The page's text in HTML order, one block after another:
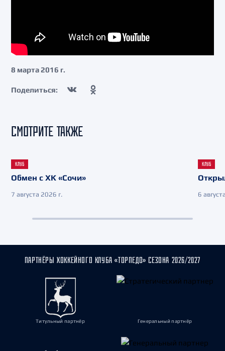
8 марта 2016 г.
Поделиться:
СМОТРИТЕ ТАКЖЕ
КЛУБ
Обмен с ХК «Сочи»
7 августа 2026 г.
КЛУБ
6
ПАРТНЁРЫ ХОККЕЙНОГО КЛУБА «ТОРПЕДО» СЕЗОНА 2026/2027
Титульный партнёр Генеральный партнёр